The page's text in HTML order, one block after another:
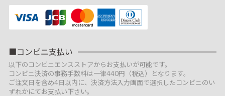
コンビニ支払い
以下のコンビニエンスストアからお支払いが可能です。
コンビニ決済の事務手数料は一律440円（税込）となります。
ご注文日を含め4日以内に、決済方法入力画面で選択したコンビニのい
ずれかにてお支払い下さい。